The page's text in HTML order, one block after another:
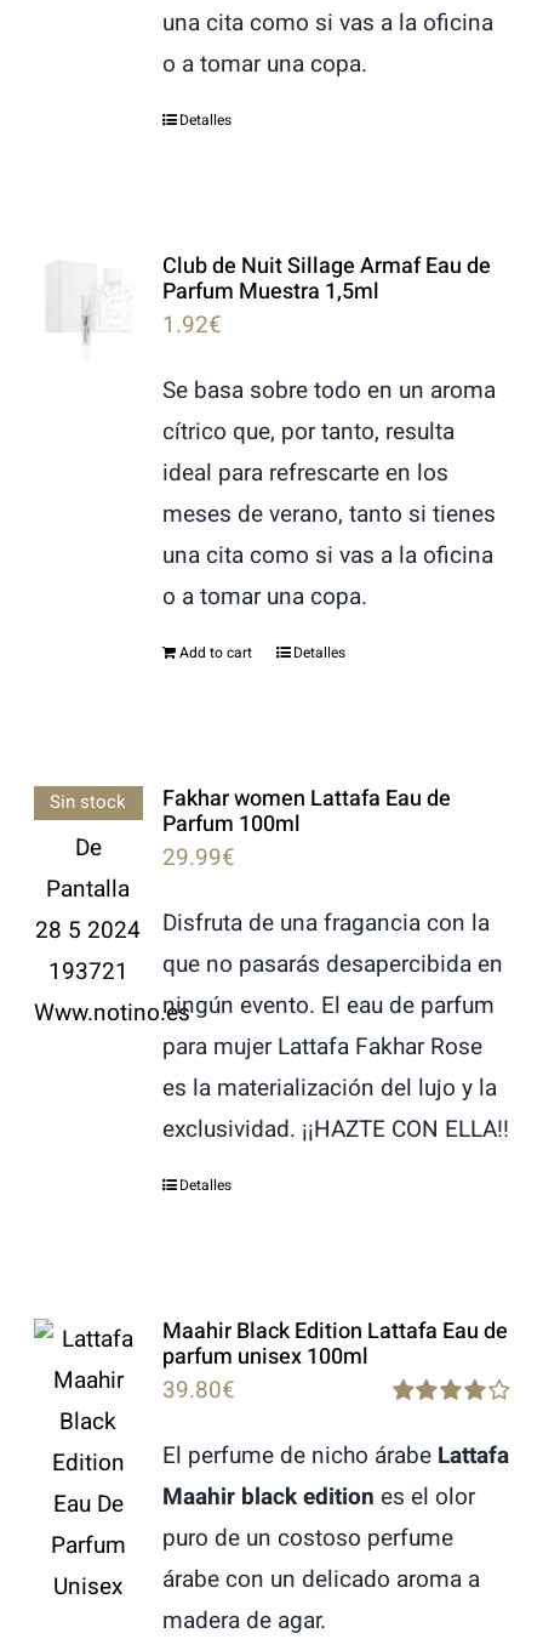
una cita como si vas a la oficina
o a tomar una copa.
Detalles
Club de Nuit Sillage Armaf Eau de
Parfum Muestra 1,5ml
1.92€
Se basa sobre todo en un aroma
cítrico que, por tanto, resulta
ideal para refrescarte en los
meses de verano, tanto si tienes
una cita como si vas a la oficina
o a tomar una copa.
Add to cart Detalles
Sin stock Fakhar women Lattafa Eau de
Parfum 100ml
29.99€
Disfruta de una fragancia con la
que no pasarás desapercibida en
ningún evento. El eau de parfum
para mujer Lattafa Fakhar Rose
es la materialización del lujo y la
exclusividad. ¡¡HAZTE CON ELLA!!
Detalles
Maahir Black Edition Lattafa Eau de
parfum unisex 100ml
4.00 out of
5
39.80€
El perfume de nicho árabe Lattafa
Maahir black edition es el olor
puro de un costoso perfume
árabe con un delicado aroma a
madera de agar.